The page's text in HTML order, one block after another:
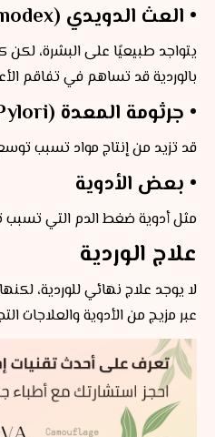
• العث الدويدي (Demodex)
يتواجد طبيعيًا على البشرة، لكن
بالوردية قد تساهم في تفاقم
• جرثومة المعدة (H. Pylori)
قد تزيد من إنتاج مواد تسبب توسع
• بعض الأدوية
مثل أدوية ضغط الدم التي تسبب
علاج الوردية
لا يوجد علاج نهائي للوردية، لكنها
عبر مزيج من الأدوية والعلاجات